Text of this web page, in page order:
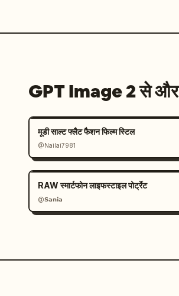
GPT Image 2 से और
मूडी साल्ट फ्लैट फैशन फिल्म स्टिल
@Nailai7981
RAW स्मार्टफोन लाइफस्टाइल पोर्ट्रेट
@𝗦𝗮𝗻𝗶𝗮